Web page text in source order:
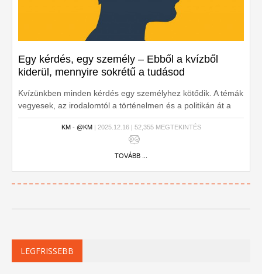
Egy kérdés, egy személy – Ebből a kvízből
kiderül, mennyire sokrétű a tudásod
Kvízünkben minden kérdés egy személyhez kötődik. A témák
vegyesek, az irodalomtól a történelmen és a politikán át a
művészetekig terjednek. Aki ebben a kvízben sok pontot
gyűjt, az elmondhatja magáról, hogy sokrétű a tudása. Te
KM- @KM| 2025.12.16 | 52,355 MEGTEKINTÉS
TOVÁBB ...
LEGFRISSEBB